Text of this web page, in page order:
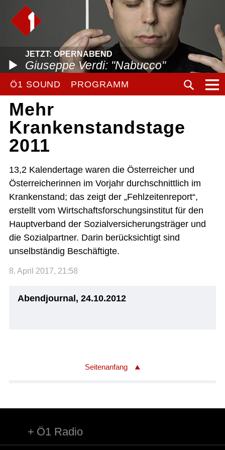
JETZT: OPERNABEND
Giuseppe Verdi: "Nabucco"
Ö1 SOUND PROGRAMM
Mehr
Krankenstandstage
2011
13,2 Kalendertage waren die Österreicher und
Österreicherinnen im Vorjahr durchschnittlich im
Krankenstand; das zeigt der „Fehlzeitenreport“,
erstellt vom Wirtschaftsforschungsinstitut für den
Hauptverband der Sozialversicherungsträger und
die Sozialpartner. Darin berücksichtigt sind
unselbständig Beschäftigte.
8. April 2017, 21:58
Abendjournal, 24.10.2012
Seitenanfang
Ö1 Radio